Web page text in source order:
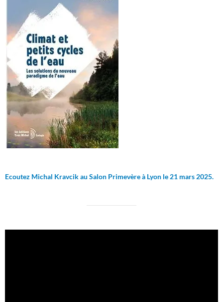
Ecoutez Michal Kravcik au Salon Primevère à Lyon le 21 mars 2025.